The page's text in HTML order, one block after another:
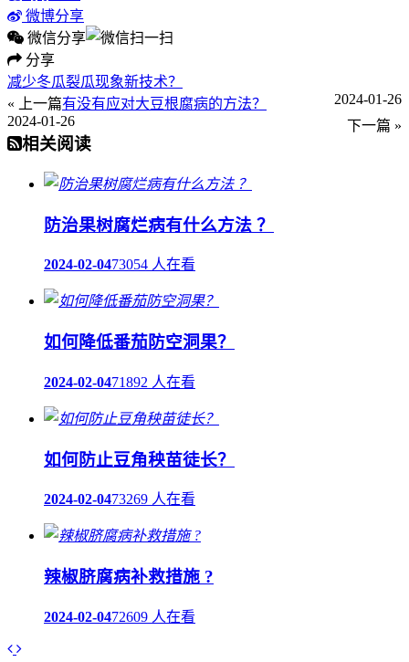
微博分享
微信分享
分享
减少冬瓜裂瓜现象新技术？
« 上一篇
2024-01-26
有没有应对大豆根腐病的方法？
下一篇 »
2024-01-26
相关阅读
防治果树腐烂病有什么方法 ？
2024-02-0473054 人在看
如何降低番茄防空洞果？
2024-02-0471892 人在看
如何防止豆角秧苗徒长？
2024-02-0473269 人在看
辣椒脐腐病补救措施 ?
2024-02-0472609 人在看